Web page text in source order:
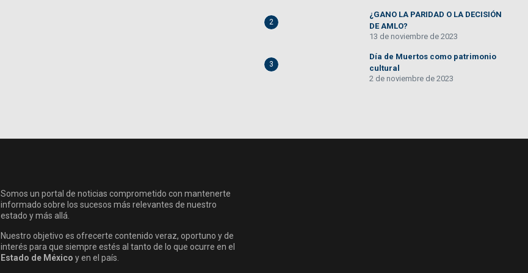
2
¿GANO LA PARIDAD O LA DECISIÓN
DE AMLO?
13 de noviembre de 2023
3
Día de Muertos como patrimonio
cultural
2 de noviembre de 2023
Somos un portal de noticias comprometido con mantenerte
informado sobre los sucesos más relevantes de nuestro
estado y más allá.
Nuestro objetivo es ofrecerte contenido veraz, oportuno y de
interés para que siempre estés al tanto de lo que ocurre en el
Estado de México y en el país.